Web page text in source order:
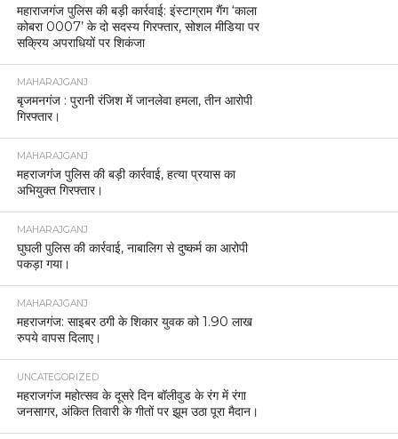
महाराजगंज पुलिस की बड़ी कार्रवाई: इंस्टाग्राम गैंग ‘काला
कोबरा 0007’ के दो सदस्य गिरफ्तार, सोशल मीडिया पर
सक्रिय अपराधियों पर शिकंजा
MAHARAJGANJ
बृजमनगंज : पुरानी रंजिश में जानलेवा हमला, तीन आरोपी
गिरफ्तार।
MAHARAJGANJ
महराजगंज पुलिस की बड़ी कार्रवाई, हत्या प्रयास का
अभियुक्त गिरफ्तार।
MAHARAJGANJ
घुघली पुलिस की कार्रवाई, नाबालिग से दुष्कर्म का आरोपी
पकड़ा गया।
MAHARAJGANJ
महराजगंज: साइबर ठगी के शिकार युवक को 1.90 लाख
रुपये वापस दिलाए।
UNCATEGORIZED
महराजगंज महोत्सव के दूसरे दिन बॉलीवुड के रंग में रंगा
जनसागर, अंकित तिवारी के गीतों पर झूम उठा पूरा मैदान।